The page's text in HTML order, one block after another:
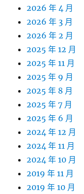
2026 年 4 月
2026 年 3 月
2026 年 2 月
2025 年 12 月
2025 年 11 月
2025 年 9 月
2025 年 8 月
2025 年 7 月
2025 年 6 月
2024 年 12 月
2024 年 11 月
2024 年 10 月
2019 年 11 月
2019 年 10 月